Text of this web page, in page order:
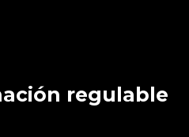
regulable